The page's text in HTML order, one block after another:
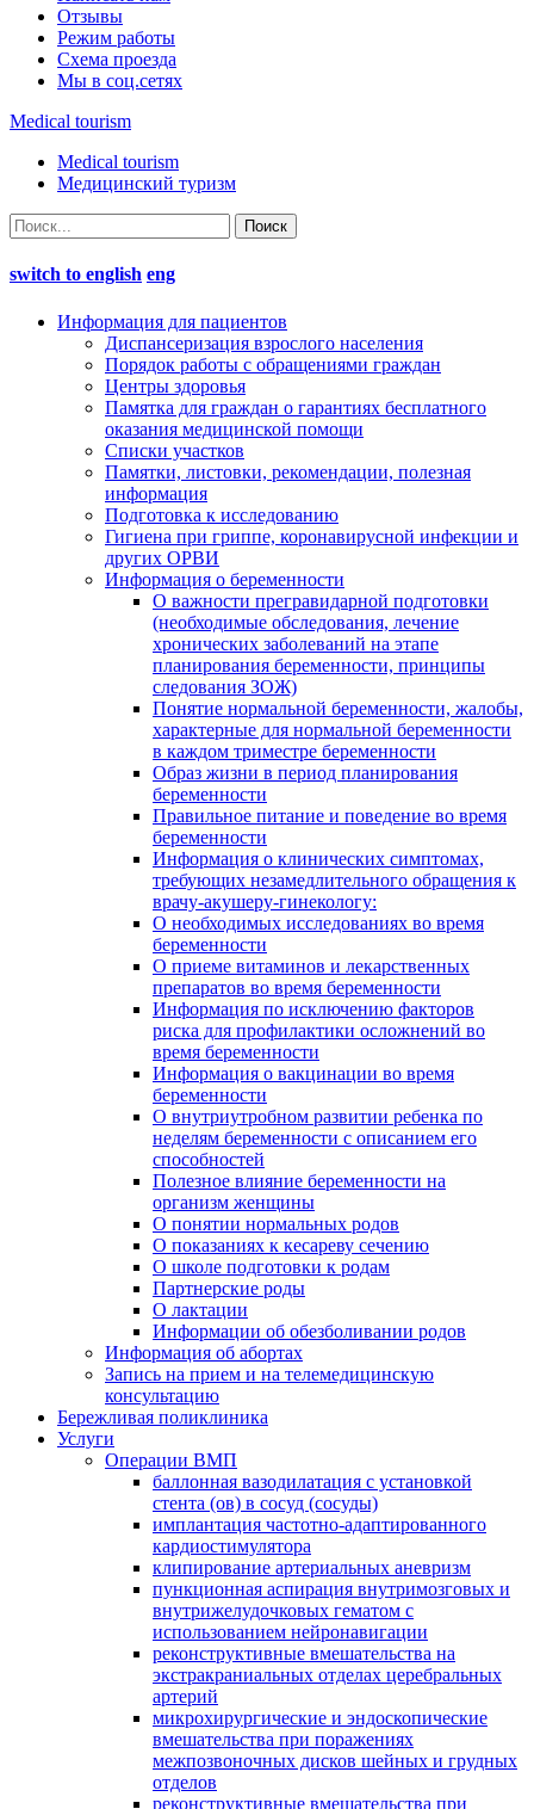
Отзывы
Режим работы
Схема проезда
Мы в соц.сетях
Medical tourism
Medical tourism
Медицинский туризм
switch to english eng
Информация для пациентов
Диспансеризация взрослого населения
Порядок работы с обращениями граждан
Центры здоровья
Памятка для граждан о гарантиях бесплатного
оказания медицинской помощи
Cписки участков
Памятки, листовки, рекомендации, полезная
информация
Подготовка к исследованию
Гигиена при гриппе, коронавирусной инфекции и
других ОРВИ
Информация о беременности
О важности прегравидарной подготовки
(необходимые обследования, лечение
хронических заболеваний на этапе
планирования беременности, принципы
следования ЗОЖ)
Понятие нормальной беременности, жалобы,
характерные для нормальной беременности
в каждом триместре беременности
Образ жизни в период планирования
беременности
Правильное питание и поведение во время
беременности
Информация о клинических симптомах,
требующих незамедлительного обращения к
врачу-акушеру-гинекологу:
О необходимых исследованиях во время
беременности
О приеме витаминов и лекарственных
препаратов во время беременности
Информация по исключению факторов
риска для профилактики осложнений во
время беременности
Информация о вакцинации во время
беременности
О внутриутробном развитии ребенка по
неделям беременности с описанием его
способностей
Полезное влияние беременности на
организм женщины
О понятии нормальных родов
О показаниях к кесареву сечению
О школе подготовки к родам
Партнерские роды
О лактации
Информации об обезболивании родов
Информация об абортах
Запись на прием и на телемедицинскую
консультацию
Бережливая поликлиника
Услуги
Операции ВМП
баллонная вазодилатация с установкой
стента (ов) в сосуд (сосуды)
имплантация частотно-адаптированного
кардиостимулятора
клипирование артериальных аневризм
пункционная аспирация внутримозговых и
внутрижелудочковых гематом с
использованием нейронавигации
реконструктивные вмешательства на
экстракраниальных отделах церебральных
артерий
микрохирургические и эндоскопические
вмешательства при поражениях
межпозвоночных дисков шейных и грудных
отделов
реконструктивные вмешательства при